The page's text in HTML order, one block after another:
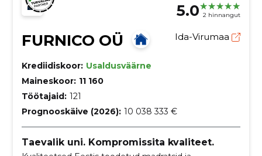
5.0 2 hinnangut
FURNICO OÜ Ida-Virumaa
Krediidiskoor: Usaldusväärne
Maineskoor: 11 160
Töötajaid: 121
Prognooskäive (2026): 10 038 333 €
Taevalik uni. Kompromissita kvaliteet.